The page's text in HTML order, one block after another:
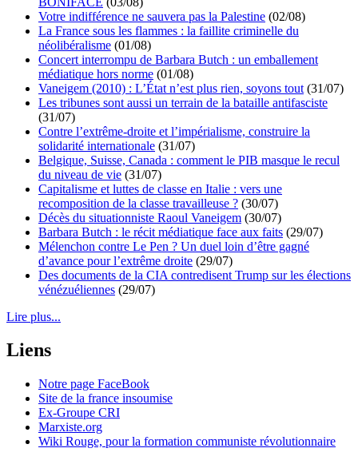
Votre indifférence ne sauvera pas la Palestine (02/08)
La France sous les flammes : la faillite criminelle du
néolibéralisme (01/08)
Concert interrompu de Barbara Butch : un emballement
médiatique hors norme (01/08)
Vaneigem (2010) : L’État n’est plus rien, soyons tout (31/07)
Les tribunes sont aussi un terrain de la bataille antifasciste
(31/07)
Contre l’extrême-droite et l’impérialisme, construire la
solidarité internationale (31/07)
Belgique, Suisse, Canada : comment le PIB masque le recul
du niveau de vie (31/07)
Capitalisme et luttes de classe en Italie : vers une
recomposition de la classe travailleuse ? (30/07)
Décès du situationniste Raoul Vaneigem (30/07)
Barbara Butch : le récit médiatique face aux faits (29/07)
Mélenchon contre Le Pen ? Un duel loin d’être gagné
d’avance pour l’extrême droite (29/07)
Des documents de la CIA contredisent Trump sur les élections
vénézuéliennes (29/07)
Lire plus...
Liens
Notre page FaceBook
Site de la france insoumise
Ex-Groupe CRI
Marxiste.org
Wiki Rouge, pour la formation communiste révolutionnaire